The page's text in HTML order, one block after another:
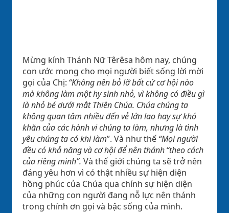
Mừng kính Thánh NữTêrêsa hôm nay, chúng
con ước mong cho mọi người biết sống lời mời
gọi của Chị: “Không nên bỏ lỡ bất cứ cơ hội nào
mà không làm một hy sinh nhỏ, vì không có điều gì
là nhỏ bé dưới mắt Thiên Chúa. Chúa chúng ta
không quan tâm nhiều đến vẻ lớn lao hay sự khó
khăn của các hành vi chúng ta làm, nhưng là tình
yêu chúng ta có khi làm”. Và như thế “Mọi người
đều có khả năng và cơ hội để nên thánh “theo cách
của riêng mình”. Và thế giới chúng ta sẽ trở nên
đáng yêu hơn vì có thật nhiều sự hiện diện
hồng phúc của Chúa qua chính sự hiện diện
của những con người đang nỗ lực nên thánh
trong chính ơn gọi và bậc sống của mình.